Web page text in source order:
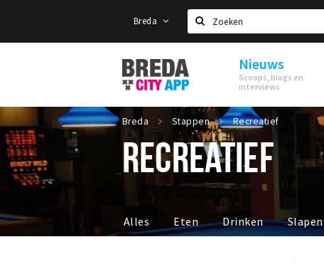
Breda
Zoeken
Stappen
&
Shoppen
Breda
Nieuws
Scoops, blogs en
interviews
Breda Stappen Recreatief
RECREATIEF
Alles Eten Drinken Slapen